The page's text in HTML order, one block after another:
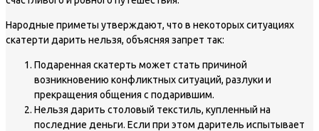
Народные приметы утверждают, что в некоторых ситуациях
скатерти дарить нельзя, объясняя запрет так:
Подаренная скатерть может стать причиной
возникновению конфликтных ситуаций, разлуки и
прекращения общения с подарившим.
Нельзя дарить столовый текстиль, купленный на
последние деньги. Если при этом даритель испытывает